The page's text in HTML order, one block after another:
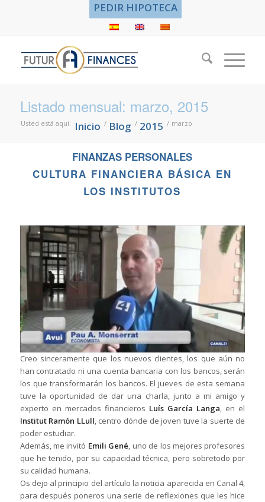
PEDIR HIPOTECA
Listado mensual: marzo, 2015
Usted está aquí: Inicio / Blog / 2015 / marzo
FINANZAS PERSONALES
CULTURA FINANCIERA BÁSICA EN
LOS INSTITUTOS
Creo sinceramente que los nuevos clientes, los que aún no
han contratado ni una cuenta bancaria con los bancos, serán
los que transformarán los bancos. El jueves de esta semana
tuve la oportunidad de dar una charla, junto a mi amigo y
experto en mercados financieros Luís García Langa, en el
Institut Ramón LLull, centro dónde de joven tuve la suerte de
poder estudiar.
Además, me invitó Emili Gené, uno de los mejores profesores
que he tenido, por su capacidad técnica, pero sobretodo por
su calidad humana.
Os dejo al principio del artículo la noticia aparecida en Canal 4,
para después poneros una serie de reflexiones que les hice